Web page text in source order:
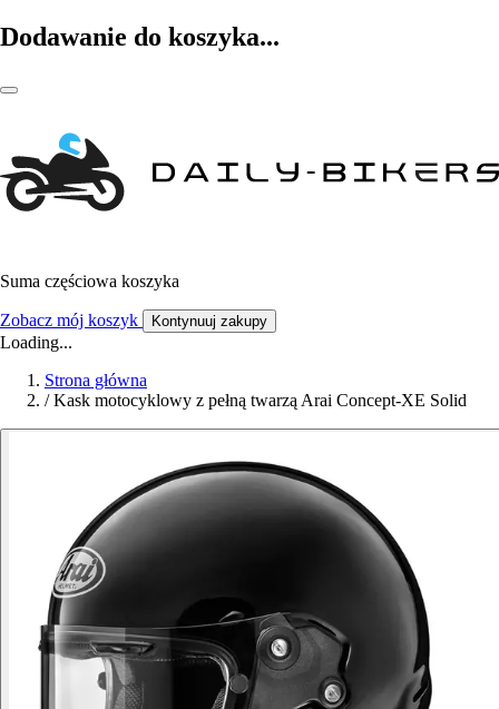
Dodawanie do koszyka...
Suma częściowa koszyka
Zobacz mój koszyk Kontynuuj zakupy
Loading...
Strona główna
/ Kask motocyklowy z pełną twarzą Arai Concept-XE Solid